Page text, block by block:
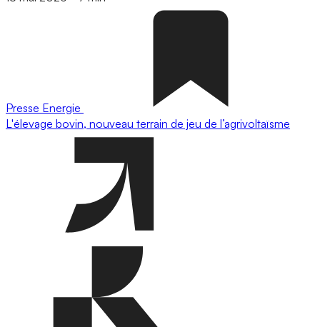
Presse Energie
L'élevage bovin, nouveau terrain de jeu de l’agrivoltaïsme